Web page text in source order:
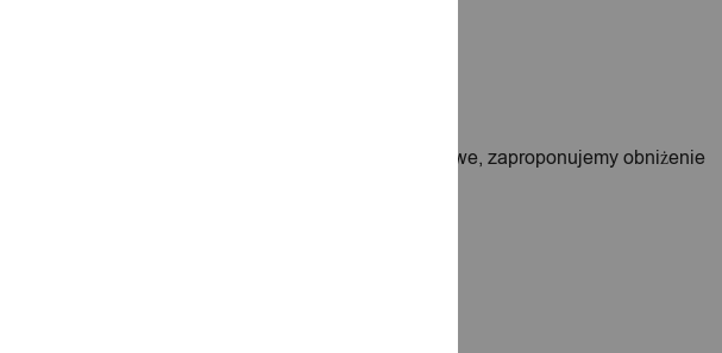
do naprawy lub wymiany produktu. Jeśli to niemożliwe, zaproponujemy obniżenie
jakości.